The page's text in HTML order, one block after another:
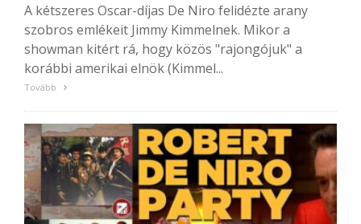
A kétszeres Oscar-díjas De Niro felidézte arany
szobros emlékeit Jimmy Kimmelnek. Mikor a
showman kitért rá, hogy közös "rajongójuk" a
korábbi amerikai elnök (Kimmel...
Tovább